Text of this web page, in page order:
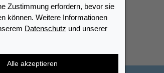
Händler finden
Zustimmung erfordern, bevor sie
können. Weitere Informationen
Datenschutz und unserer
Alle akzeptieren